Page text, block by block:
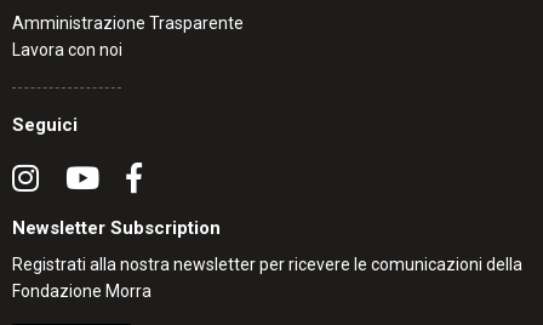
Amministrazione Trasparente
Lavora con noi
Seguici
Newsletter Subscription
Registrati alla nostra newsletter per ricevere le comunicazioni della
Fondazione Morra